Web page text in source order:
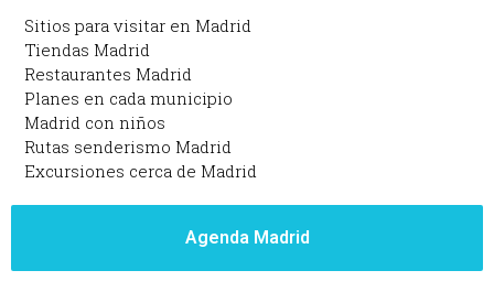
Sitios para visitar en Madrid
Tiendas Madrid
Restaurantes Madrid
Planes en cada municipio
Madrid con niños
Rutas senderismo Madrid
Excursiones cerca de Madrid
Agenda Madrid